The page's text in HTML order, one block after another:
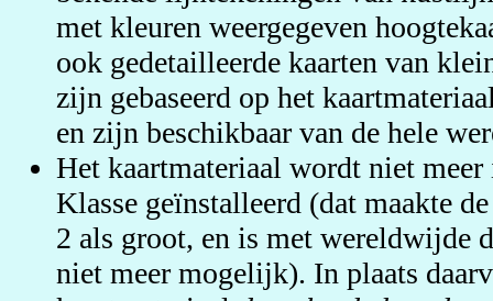
met kleuren weergegeven
ook gedetailleerde kaarten van
zijn gebaseerd op het
en zijn beschikbaar van de hele
Het kaartmateriaal wordt niet
Klasse geïnstalleerd (dat maakte
2 als groot, en is met wereldwijde
niet meer mogelijk). In plaats